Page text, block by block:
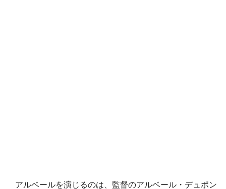
アルベールを演じるのは、監督のアルベール・デュポン